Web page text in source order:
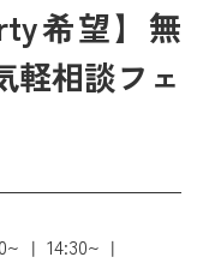
希望】無
相談フェ
14:30~